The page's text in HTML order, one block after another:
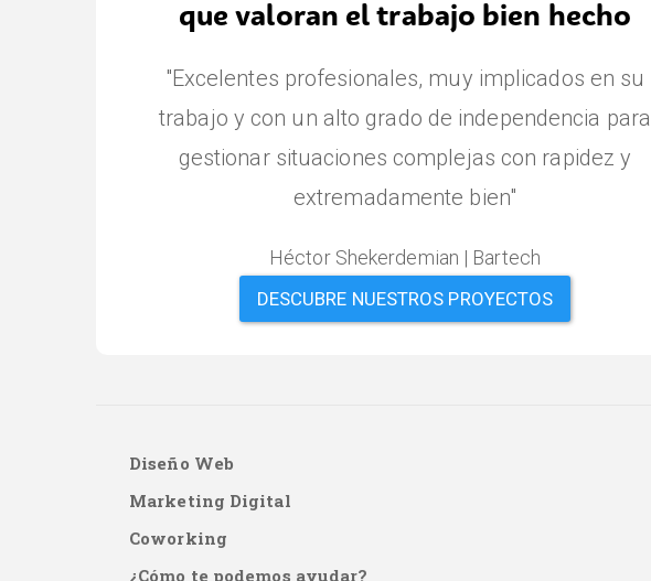
que valoran el trabajo bien hecho
"Excelentes profesionales, muy implicados en su
trabajo y con un alto grado de independencia para
gestionar situaciones complejas con rapidez y
extremadamente bien"
Héctor Shekerdemian | Bartech
"Nos ha desarrollado diversas webs y siempre han
estado con un diseño y funcionalidad excelentes.
Quedé siempre muy conforme y son altamente
recomendables."
Héctor Shekerdemian | Bartech
DESCUBRE NUESTROS PROYECTOS
Main
Menú
Diseño Web
Marketing Digital
Coworking
¿Cómo te podemos ayudar?